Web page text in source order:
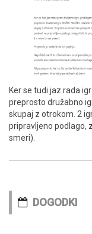
Ker se tudi jaz rada
preprosto družabno
skupaj z otrokom. 2
pripravljeno podlago,
smeri).
DOGODKI